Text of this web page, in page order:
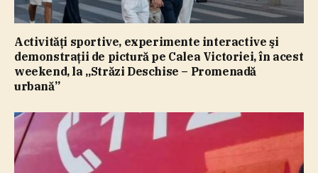
Activităţi sportive, experimente interactive şi
demonstraţii de pictură pe Calea Victoriei, în acest
weekend, la „Străzi Deschise – Promenadă
urbană”